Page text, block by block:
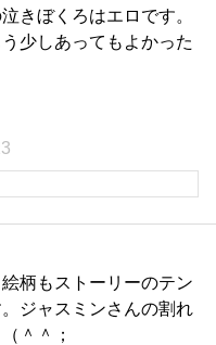
きぼくろはエロです。
少しあってもよかった
柄もストーリーのテン
ジャスミンさんの割れ
＾＾；